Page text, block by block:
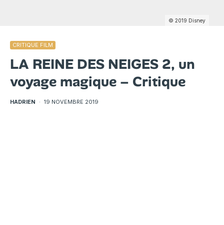
© 2019 Disney
CRITIQUE FILM
LA REINE DES NEIGES 2, un
voyage magique – Critique
HADRIEN · 19 NOVEMBRE 2019